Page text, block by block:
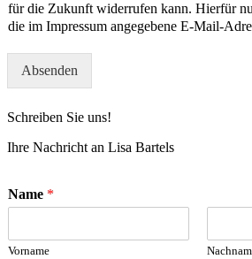
für die Zukunft widerrufen kann. Hierfür
die im Impressum angegebene E-Mail-
Absenden
Schreiben Sie uns!
Ihre Nachricht an Lisa Bartels
Name *
Vorname